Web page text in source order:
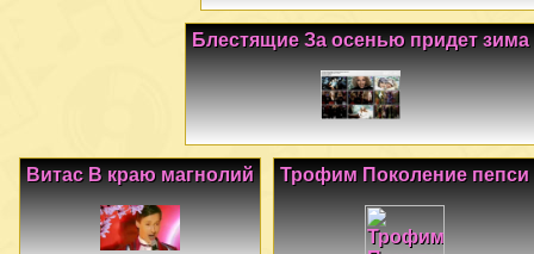
Блестящие За осенью придет зима
Трофим Поколение пепси
Витас В краю магнолий